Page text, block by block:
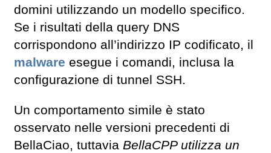
domini utilizzando un modello specifico.
Se i risultati della query DNS
corrispondono all’indirizzo IP codificato, il
malware esegue i comandi, inclusa la
configurazione di tunnel SSH.
Un comportamento simile è stato
osservato nelle versioni precedenti di
BellaCiao, tuttavia BellaCPP utilizza un